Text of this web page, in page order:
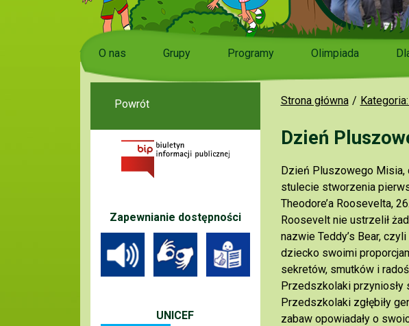
O nas Grupy Programy Olimpiada
Strona główna
Dzień
Dzień Pluszowego Misia,
stulecie stworzenia
Theodore’a Roosevelta,
Roosevelt nie ustrzelił
nazwie Teddy’s Bear,
dziecko swoimi
sekretów, smutków i
Przedszkolaki przyniosły
Przedszkolaki zgłębiły
zabaw opowiadały o
Powrót
Zapewnianie dostępności
UNICEF